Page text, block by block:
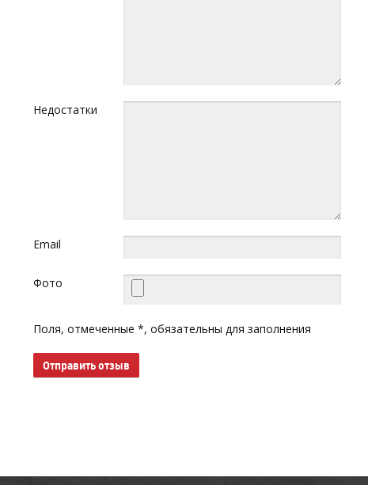
Недостатки
Email
Фото
Поля, отмеченные *, обязательны для заполнения
Отправить отзыв